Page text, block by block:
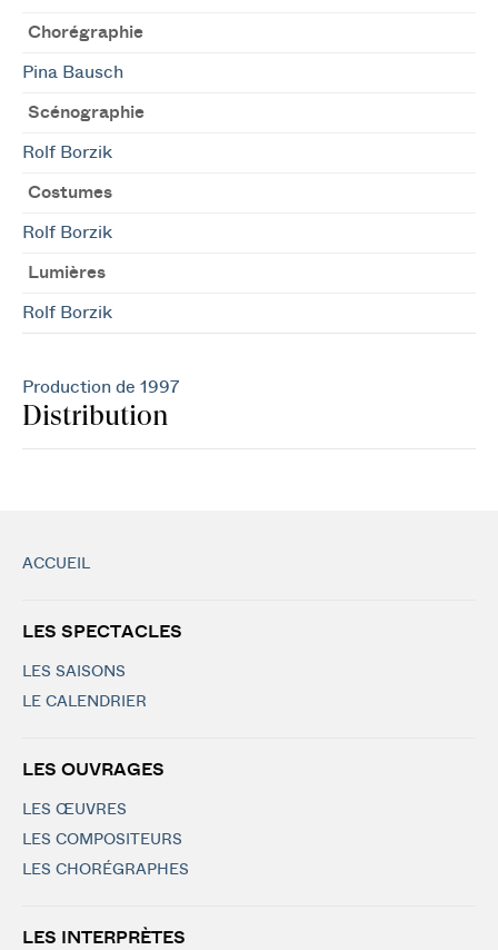
Chorégraphie
Pina Bausch
Scénographie
Rolf Borzik
Costumes
Rolf Borzik
Lumières
Rolf Borzik
Production de 1997
Distribution
ACCUEIL
LES SPECTACLES
LES SAISONS
LE CALENDRIER
LES OUVRAGES
LES ŒUVRES
LES COMPOSITEURS
LES CHORÉGRAPHES
LES INTERPRÈTES